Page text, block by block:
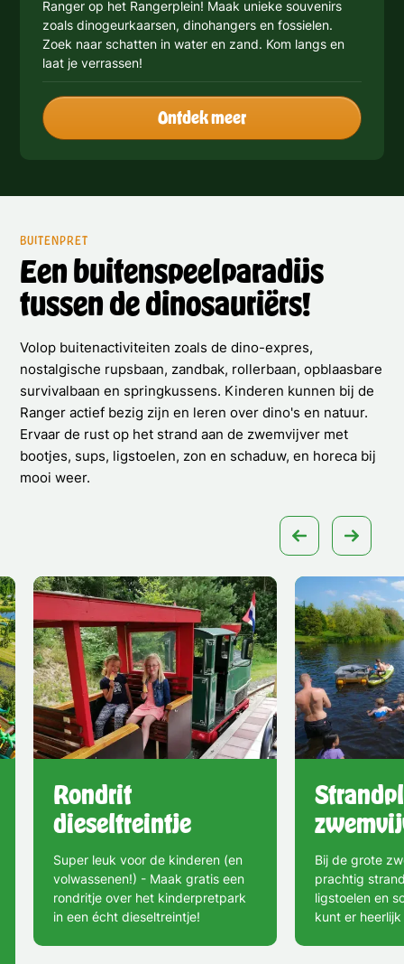
Ranger op het Rangerplein! Maak unieke souvenirs
zoals dinogeurkaarsen, dinohangers en fossielen.
Zoek naar schatten in water en zand. Kom langs en
laat je verrassen!
Ontdek meer
BUITENPRET
Een buitenspeelparadijs
tussen de dinosauriërs!
Volop buitenactiviteiten zoals de dino-expres,
nostalgische rupsbaan, zandbak, rollerbaan, opblaasbare
survivalbaan en springkussens. Kinderen kunnen bij de
Ranger actief bezig zijn en leren over dino's en natuur.
Ervaar de rust op het strand aan de zwemvijver met
bootjes, sups, ligstoelen, zon en schaduw, en horeca bij
mooi weer.
Rondrit
dieseltreintje
Super leuk voor de kinderen (en
volwassenen!) - Maak gratis een
rondritje over het kinderpretpark
in een écht dieseltreintje!
Bij de grote
prachtig
ligstoelen en
kunt er